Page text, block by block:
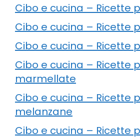
Cibo e cucina – Ricette
Cibo e cucina – Ricette
Cibo e cucina – Ricette
Cibo e cucina – Ricette
marmellate
Cibo e cucina – Ricette
melanzane
Cibo e cucina – Ricette